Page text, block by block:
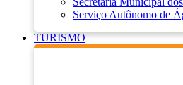
Serviço Autônomo de
TURISMO